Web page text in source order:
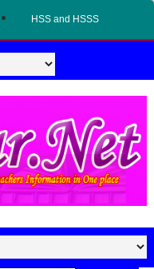
HSS and HSSS